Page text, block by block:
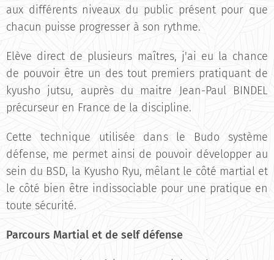
aux différents niveaux du public présent pour que
chacun puisse progresser à son rythme.
Elève direct de plusieurs maîtres, j'ai eu la chance
de pouvoir être un des tout premiers pratiquant de
kyusho jutsu, auprès du maitre Jean-Paul BINDEL
précurseur en France de la discipline.
Cette technique utilisée dans le Budo système
défense, me permet ainsi de pouvoir développer au
sein du BSD, la Kyusho Ryu, mêlant le côté martial et
le côté bien être indissociable pour une pratique en
toute sécurité.
Parcours Martial et de self défense